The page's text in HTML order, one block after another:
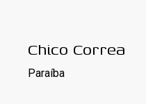
Chico Correa
Paraíba